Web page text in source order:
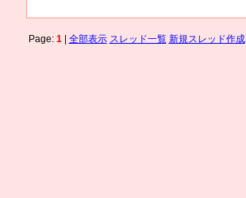
Page: 1| 全部表示 スレッド一覧 新規スレッド作成